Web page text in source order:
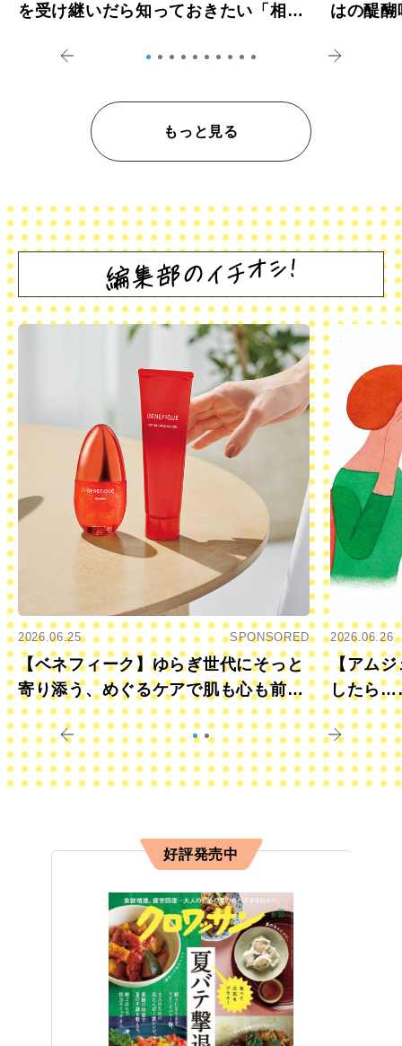
を受け継いだら知っておきたい「相続
はの醍
もっと見る
2026.06.25 SPONSORED
【ベネフィーク】ゆらぎ世代にそっと
寄り添う、めぐるケアで肌も心も前向
きに
2026.06.26
【アムジ
したら
すか？
好評発売中